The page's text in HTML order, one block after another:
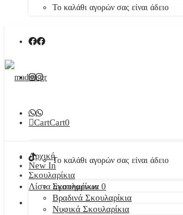
Το καλάθι αγορών σας είναι άδειο
CartCart0
Το καλάθι αγορών σας είναι άδειο
Λίστα αγαπημένων 0
Αρχική
New In
Σκουλαρίκια
Σκουλαρίκια
Βραδινά Σκουλαρίκια
Νυφικά Σκουλαρίκια